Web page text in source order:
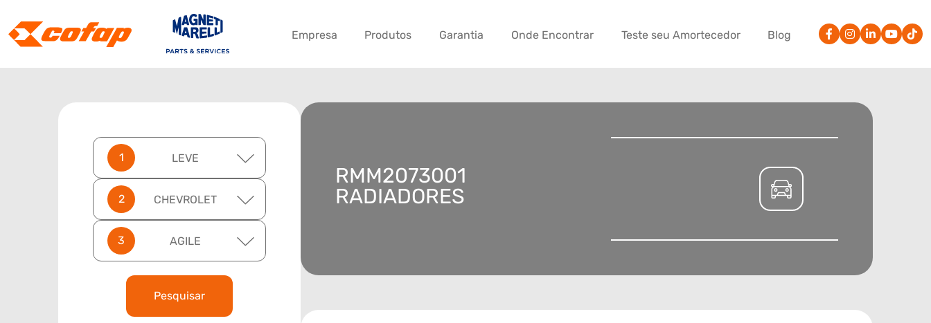
Empresa Produtos Garantia Onde Encontrar Teste seu Amortecedor Blog
LEVE
CHEVROLET
AGILE
Pesquisar
RMM2073001
RADIADORES